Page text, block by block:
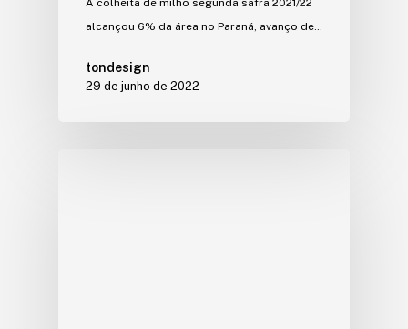
alcançou 6% da área no Paraná, avanço de…
tondesign
29 de junho de 2022